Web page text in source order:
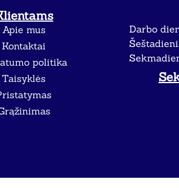
Apie mus
Kontaktai
politika
Taisyklės
Darbo